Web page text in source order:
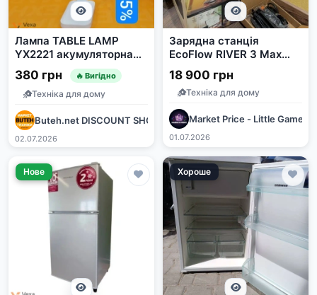
Лампа TABLE LAMP
YX2221 акумуляторна
LED
380 грн 🔥 Вигідно
Техніка для дому
Buteh.net DISCOUNT SHOP
02.07.2026
Зарядна станція
EcoFlow RIVER 3 Max
Plus 600 Вт / 858 Вт⋅г
LiFePO4
18 900 грн
Техніка для дому
Market Price - Little Game
01.07.2026
Нове Хороше